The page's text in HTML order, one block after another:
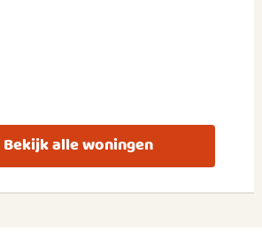
Bekijk alle woningen